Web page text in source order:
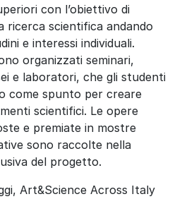
con l’obiettivo di
ricerca scientifica andando
e interessi individuali.
organizzati seminari,
e laboratori, che gli studenti
come spunto per creare
scientifici. Le opere
e premiate in mostre
sono raccolte nella
del progetto.
Art&Science Across Italy